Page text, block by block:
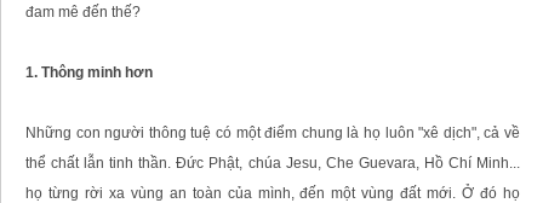
đam mê đến thế?
1. Thông minh hơn
Những con người thông tuệ có một điểm chung là họ luôn "xê dịch", cả về
thể chất lẫn tinh thần. Đức Phật, chúa Jesu, Che Guevara, Hồ Chí Minh...
họ từng rời xa vùng an toàn của mình, đến một vùng đất mới. Ở đó họ